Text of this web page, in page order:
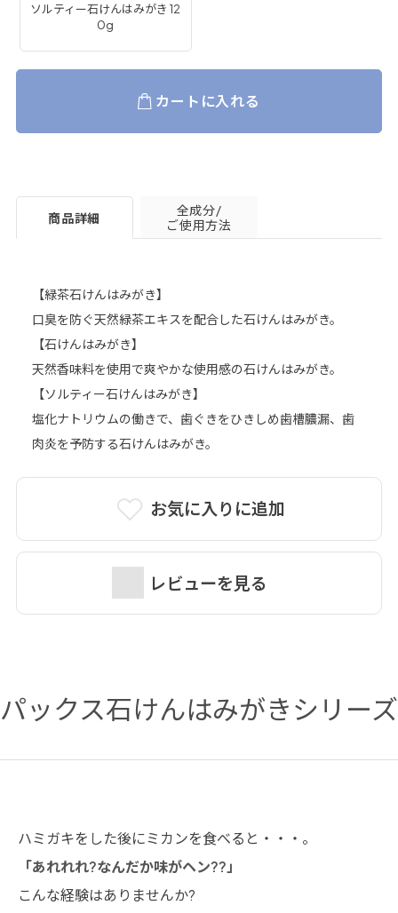
お気に入りに追加
レビューを見る
ソルティー石けんはみがき 12
0g
カートに入れる
商品詳細
全成分/
ご使用方法
【緑茶石けんはみがき】
口臭を防ぐ天然緑茶エキスを配合した石けんはみがき。
【石けんはみがき】
天然香味料を使用で爽やかな使用感の石けんはみがき。
【ソルティー石けんはみがき】
塩化ナトリウムの働きで、歯ぐきをひきしめ歯槽膿漏、歯
肉炎を予防する石けんはみがき。
パックス石けんはみがきシリーズ
ハミガキをした後にミカンを食べると・・・。
「あれれれ?なんだか味がヘン??」
こんな経験はありませんか?